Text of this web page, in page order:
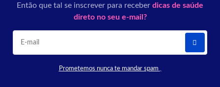
Então que tal se inscrever para receber dicas de saúde
direto no seu e-mail?
Prometemos nunca te mandar spam